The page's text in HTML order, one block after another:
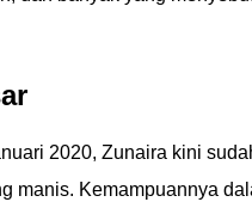
2020, Zunaira kini
manis. Kemampuannya